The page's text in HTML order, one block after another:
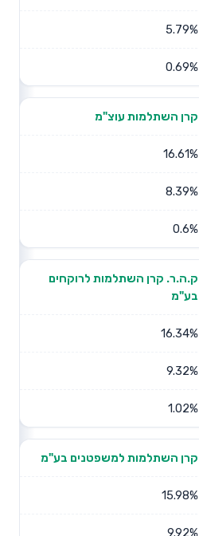
5.79%
0.69%
קרן השתלמות עוצ"מ
16.61%
8.39%
0.6%
ק.ה.ר. קרן השתלמות לרוקחים
בע"מ
16.34%
9.32%
1.02%
קרן השתלמות למשפטנים בע"מ
15.98%
9.92%